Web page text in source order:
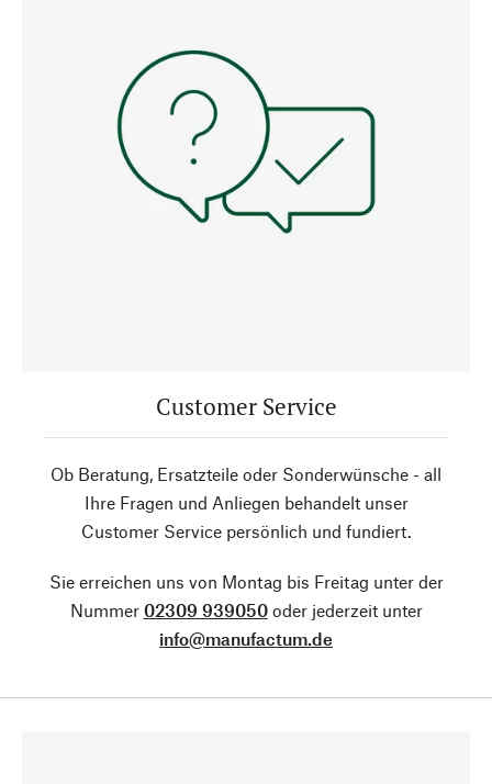
Customer Service
Ob Beratung, Ersatzteile oder Sonderwünsche - all
Ihre Fragen und Anliegen behandelt unser
Customer Service persönlich und fundiert.
Sie erreichen uns von Montag bis Freitag unter der
Nummer 02309 939050oder jederzeit unter
info@manufactum.de